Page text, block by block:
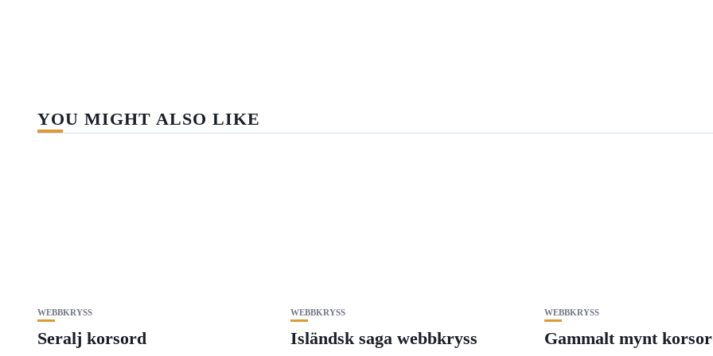
YOU MIGHT ALSO LIKE
WEBBKRYSS
Seralj korsord
WEBBKRYSS
Isländsk saga webbkryss
WEBBKRYSS
Gammalt mynt